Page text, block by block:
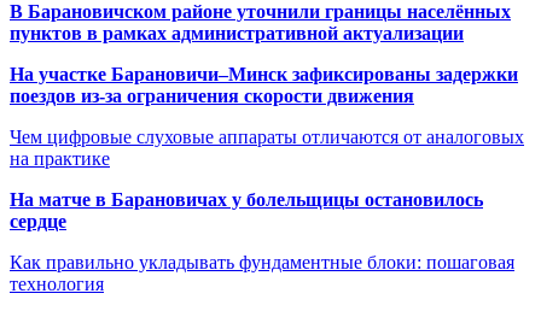
В Барановичском районе уточнили границы населённых
пунктов в рамках административной актуализации
На участке Барановичи–Минск зафиксированы задержки
поездов из-за ограничения скорости движения
Чем цифровые слуховые аппараты отличаются от аналоговых
на практике
На матче в Барановичах у болельщицы остановилось
сердце
Как правильно укладывать фундаментные блоки: пошаговая
технология